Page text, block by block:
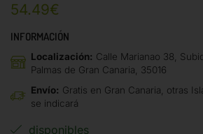
54.49€
INFORMACIÓN
Localización: Calle Marianao 38,
Palmas de Gran Canaria, 35016
Envío: Gratis en Gran Canaria, otras
se indicará
disponibles